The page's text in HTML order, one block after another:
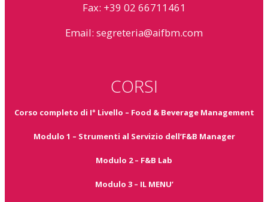
Fax: +39 02 66711461
Email: segreteria@aifbm.com
CORSI
Corso completo di I° Livello – Food & Beverage Management
Modulo 1 – Strumenti al Servizio dell’F&B Manager
Modulo 2 – F&B Lab
Modulo 3 – IL MENU’